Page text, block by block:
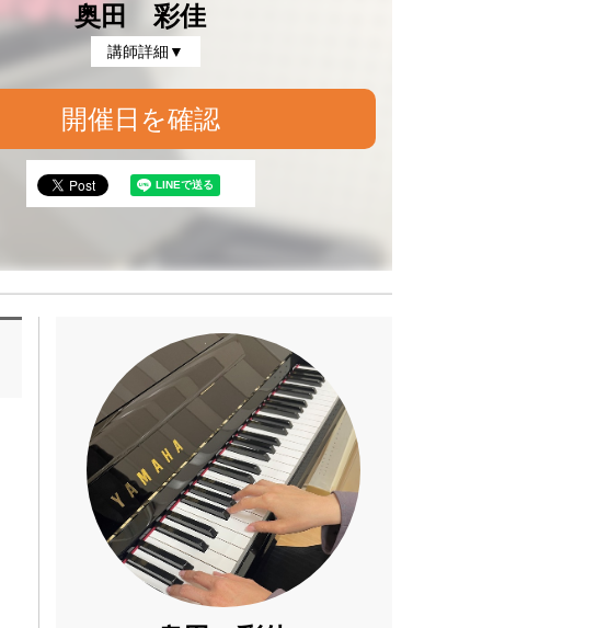
奥田 彩佳
講師詳細▼
開催日を確認